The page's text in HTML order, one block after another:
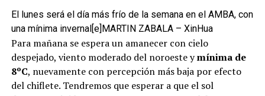
El lunes será el día más frío de la semana en el AMBA, con
una mínima invernal[e]MARTIN ZABALA – XinHua
Para mañana se espera un amanecer con cielo
despejado, viento moderado del noroeste ymínima de
8ºC, nuevamente con percepción más baja por efecto
del chiflete. Tendremos que esperar a que el sol